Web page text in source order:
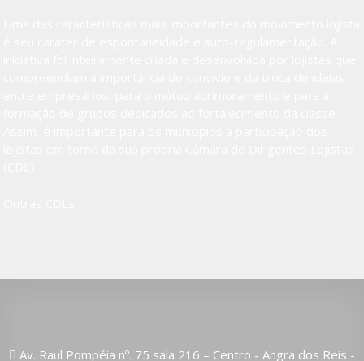
Av. Raul Pompéia nº. 75 sala 216 – Centro - Angra dos Reis -